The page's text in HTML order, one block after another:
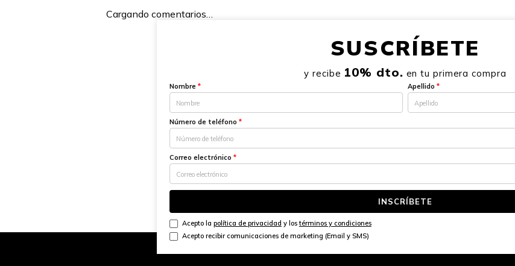
Cargando comentarios…
SUSCRÍBETE
y recibe 10% dto. en tu primera compra
Nombre * Apellido *
Número de teléfono *
Correo electrónico *
INSCRÍBETE
Acepto la política de privacidad y lostérminos y condiciones
Acepto recibir comunicaciones de marketing (Email y SMS)